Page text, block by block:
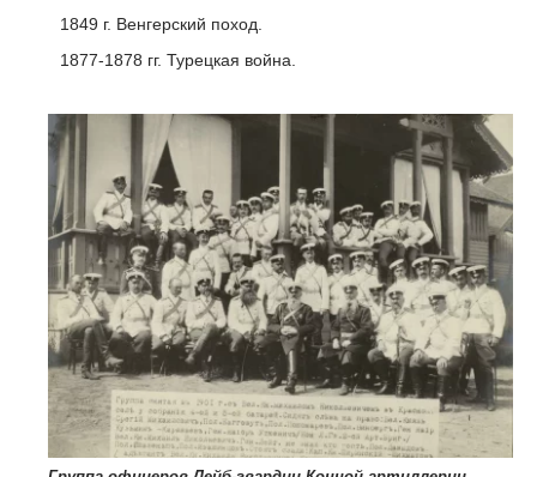
1849 г. Венгерский поход.
1877-1878 гг. Турецкая война.